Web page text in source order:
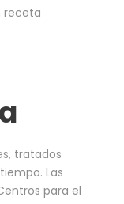
receta
tratados
Las
para el